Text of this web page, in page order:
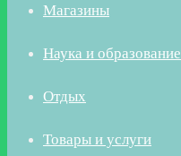
Магазины
Наука и образование
Отдых
Товары и услуги